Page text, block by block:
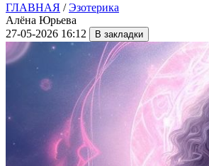
ГЛАВНАЯ /Эзотерика
Алёна Юрьева
27-05-2026 16:12